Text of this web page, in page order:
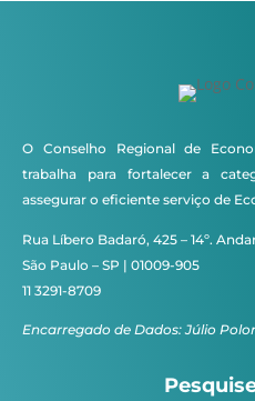
O Conselho Regional de
trabalha para fortalecer a
assegurar o eficiente serviço de
Rua Líbero Badaró, 425 – 14º.
São Paulo – SP | 01009-905
11 3291-8709
Encarregado de Dados: Júlio